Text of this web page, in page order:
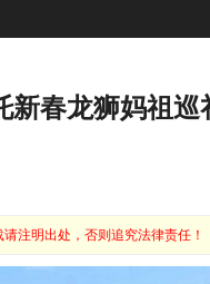
新春龙狮妈祖
注明出处，否则追究法律责任！